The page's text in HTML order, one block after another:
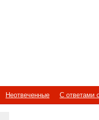
Неотвеченные
С ответами